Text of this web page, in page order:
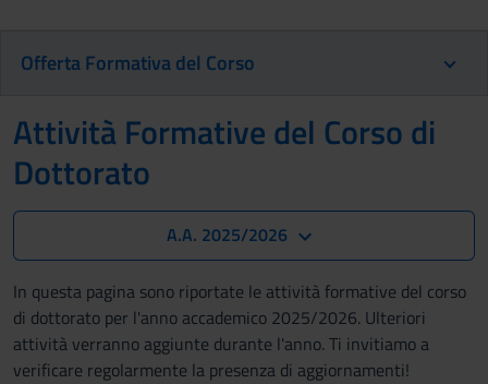
Offerta Formativa del Corso
Attività Formative del Corso di
Dottorato
A.A. 2025/2026
In questa pagina sono riportate le attività formative del corso
di dottorato per l'anno accademico 2025/2026. Ulteriori
attività verranno aggiunte durante l'anno. Ti invitiamo a
verificare regolarmente la presenza di aggiornamenti!